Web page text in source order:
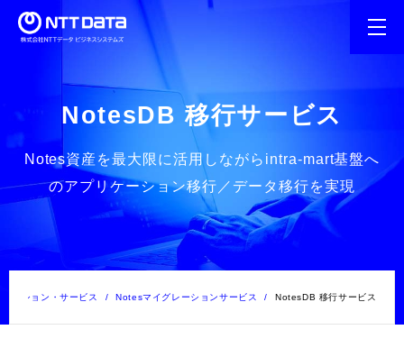
NotesDB 移行サービス
Notes資産を最大限に活用しながらintra-mart基盤へ
のアプリケーション移行／データ移行を実現
ューション・サービス Notesマイグレーションサービス NotesDB 移行サービス